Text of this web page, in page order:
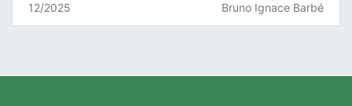
12/2025 Bruno Ignace Barbé